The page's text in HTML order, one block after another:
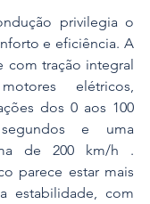
privilegia o
e eficiência. A
com tração integral
elétricos,
dos 0 aos 100
e uma
de 200 km/h .
parece estar mais
estabilidade, com